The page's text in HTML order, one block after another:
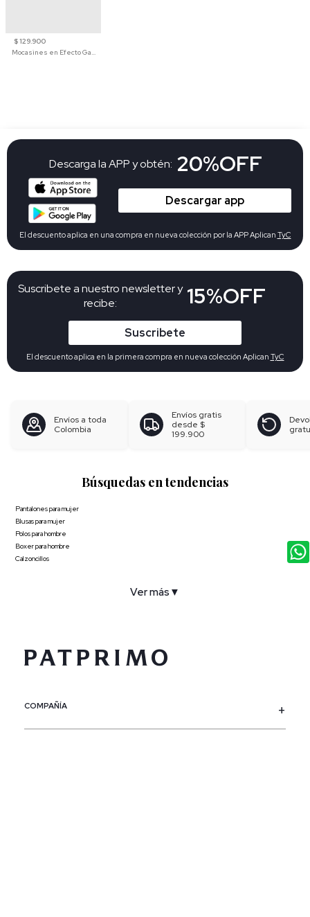
$ 129.900
Mocasines en Efecto Gamuzado Para Mujer
Suscribete a nuestro newsletter y
recibe:
15%OFF
Suscribete
El descuento aplica en la primera compra en nueva colección Aplican TyC
Descarga la APP y obtén: 20%OFF
Descargar app
El descuento aplica en una compra en nueva colección por la APP Aplican TyC
Envíos a toda
Colombia
Envíos gratis
desde $
199.900
Búsquedas en tendencias
Pantalones para mujer
Blusas para mujer
Polos para hombre
Boxer para hombre
Calzoncillos
Ver más ▼
COMPAÑÍA